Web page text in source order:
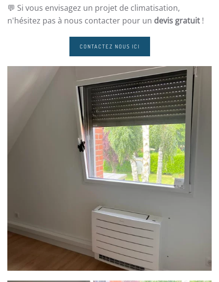
💬 Si vous envisagez un projet de climatisation,
n'hésitez pas à nous contacter pour un devis gratuit !
CONTACTEZ NOUS ICI